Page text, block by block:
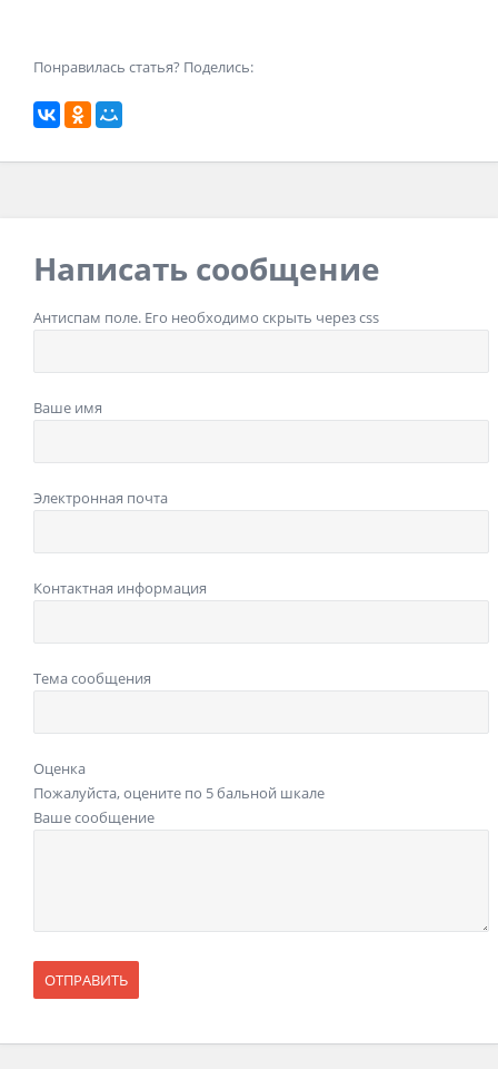
Понравилась статья? Поделись:
Написать сообщение
Антиспам поле. Его необходимо скрыть через css
Ваше имя
Электронная почта
Контактная информация
Тема сообщения
Оценка
Пожалуйста, оцените по 5 бальной шкале
Ваше сообщение